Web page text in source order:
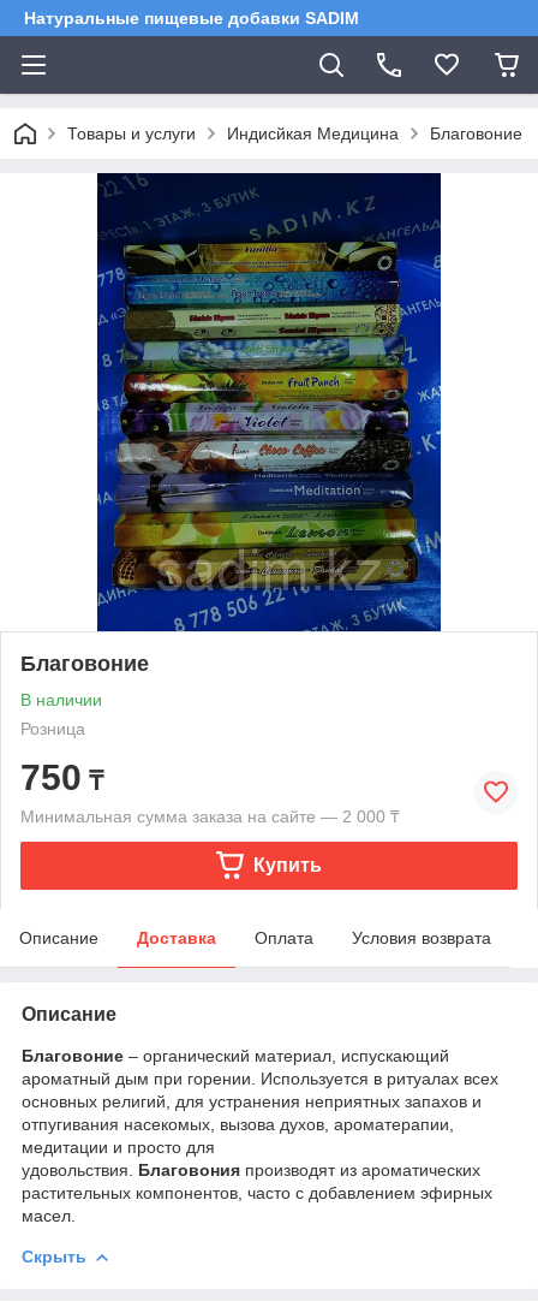
Натуральные пищевые добавки SADIM
Товары и услуги Индисйкая Медицина Благовоние
Благовоние
В наличии
Розница
750 ₸
Минимальная сумма заказа на сайте — 2 000 ₸
Купить
Описание Доставка Оплата Условия возврата
Описание
Благовоние – органический материал, испускающий
ароматный дым при горении. Используется в ритуалах всех
основных религий, для устранения неприятных запахов и
отпугивания насекомых, вызова духов, ароматерапии,
медитации и просто для
удовольствия. Благовония производят из ароматических
растительных компонентов, часто с добавлением эфирных
масел.
Скрыть